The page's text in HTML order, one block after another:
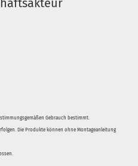
Gebrauch bestimmt.
Die Produkte können ohne Montageanleitung